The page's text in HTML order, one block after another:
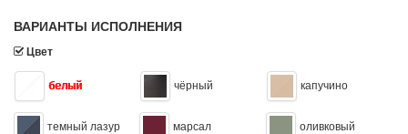
ВАРИАНТЫ ИСПОЛНЕНИЯ
Цвет
белый чёрный капучино
темный лазур марсал оливковый